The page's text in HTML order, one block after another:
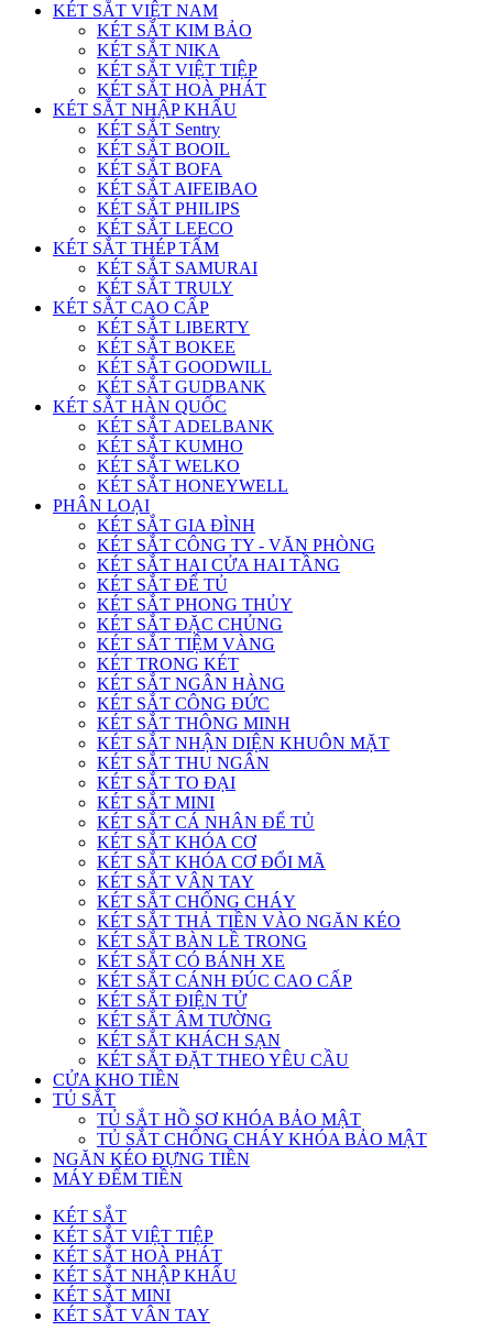
KÉT SẮT VIỆT NAM
KÉT SẮT KIM BẢO
KÉT SẮT NIKA
KÉT SẮT VIỆT TIỆP
KÉT SẮT HOÀ PHÁT
KÉT SẮT NHẬP KHẨU
KÉT SẮT Sentry
KÉT SẮT BOOIL
KÉT SẮT BOFA
KÉT SẮT AIFEIBAO
KÉT SẮT PHILIPS
KÉT SẮT LEECO
KÉT SẮT THÉP TẤM
KÉT SẮT SAMURAI
KÉT SẮT TRULY
KÉT SẮT CAO CẤP
KÉT SẮT LIBERTY
KÉT SẮT BOKEE
KÉT SẮT GOODWILL
KÉT SẮT GUDBANK
KÉT SẮT HÀN QUỐC
KÉT SẮT ADELBANK
KÉT SẮT KUMHO
KÉT SẮT WELKO
KÉT SẮT HONEYWELL
PHÂN LOẠI
KÉT SẮT GIA ĐÌNH
KÉT SẮT CÔNG TY - VĂN PHÒNG
KÉT SẮT HAI CỬA HAI TẦNG
KÉT SẮT ĐỂ TỦ
KÉT SẮT PHONG THỦY
KÉT SẮT ĐẶC CHỦNG
KÉT SẮT TIỆM VÀNG
KÉT TRONG KÉT
KÉT SẮT NGÂN HÀNG
KÉT SẮT CÔNG ĐỨC
KÉT SẮT THÔNG MINH
KÉT SẮT NHẬN DIỆN KHUÔN MẶT
KÉT SẮT THU NGÂN
KÉT SẮT TO ĐẠI
KÉT SẮT MINI
KÉT SẮT CÁ NHÂN ĐỂ TỦ
KÉT SẮT KHÓA CƠ
KÉT SẮT KHÓA CƠ ĐỔI MÃ
KÉT SẮT VÂN TAY
KÉT SẮT CHỐNG CHÁY
KÉT SẮT THẢ TIỀN VÀO NGĂN KÉO
KÉT SẮT BÀN LỀ TRONG
KÉT SẮT CÓ BÁNH XE
KÉT SẮT CÁNH ĐÚC CAO CẤP
KÉT SẮT ĐIỆN TỬ
KÉT SẮT ÂM TƯỜNG
KÉT SẮT KHÁCH SẠN
KÉT SẮT ĐẶT THEO YÊU CẦU
CỬA KHO TIỀN
TỦ SẮT
TỦ SẮT HỒ SƠ KHÓA BẢO MẬT
TỦ SẮT CHỐNG CHÁY KHÓA BẢO MẬT
NGĂN KÉO ĐỰNG TIỀN
MÁY ĐẾM TIỀN
KÉT SẮT
KÉT SẮT VIỆT TIỆP
KÉT SẮT HOÀ PHÁT
KÉT SẮT NHẬP KHẨU
KÉT SẮT MINI
KÉT SẮT VÂN TAY